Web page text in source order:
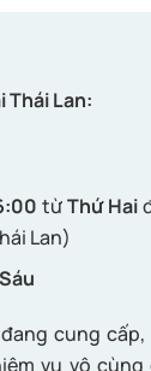
Thái Lan:
từThứ Hai
Lan)
cung
vụ vô